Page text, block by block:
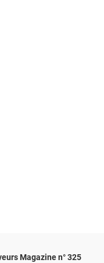
Magazine n° 325